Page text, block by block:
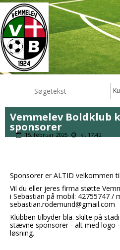
Vemmelev Boldklub
sponsorer
15. februar 2025 kl. 17:42
Sponsorer er ALTID velkommen
Vil du eller jeres firma støtte
i Sebastian på mobil: 42755747 /
sebastian.rodemund@gmail.com
Klubben tilbyder bla. skilte på
stævne sponsorer - alt med logo
løsning.